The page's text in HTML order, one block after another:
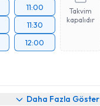
11:00
11:30
12:00
Takvim
kapalıdır
Daha Fazla Göster